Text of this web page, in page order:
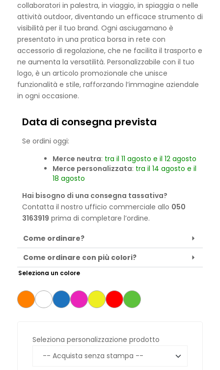
collaboratori in palestra, in viaggio, in spiaggia o nelle
attività outdoor, diventando un efficace strumento di
visibilità per il tuo brand. Ogni asciugamano è
presentato in una pratica borsa in rete con
accessorio di regolazione, che ne facilita il trasporto e
ne aumenta la versatilità. Personalizzabile con il tuo
logo, è un articolo promozionale che unisce
funzionalità e stile, rafforzando l’immagine aziendale
in ogni occasione.
Data di consegna prevista
Se ordini oggi:
Merce neutra: tra il 11 agosto e il 12 agosto
Merce personalizzata: tra il 14 agosto e il
18 agosto
Hai bisogno di una consegna tassativa?
Contatta il nostro ufficio commerciale allo 050
3163919 prima di completare l’ordine.
Come ordinare?
Come ordinare con più colori?
Seleziona un colore
Seleziona personalizzazione prodotto